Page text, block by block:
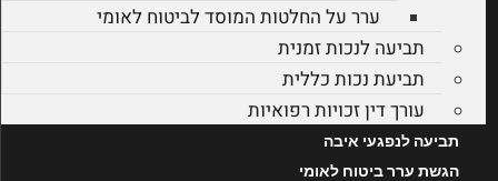
ערר על החלטות המוסד לביטוח לאומי
תביעה לנכות זמנית
תביעת נכות כללית
עורך דין זכויות רפואיות
תביעה לנפגעי איבה
הגשת ערר ביטוח לאומי